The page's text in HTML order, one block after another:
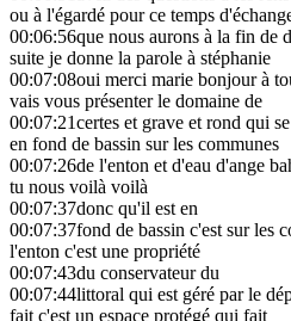
ou à l'égardé pour ce temps
00:06:56que nous aurons à la fin de
suite je donne la parole à stéphanie
00:07:08oui merci marie bonjour à
vais vous présenter le domaine de
00:07:21certes et grave et rond qui
en fond de bassin sur les communes
00:07:26de l'enton et d'eau d'ange
tu nous voilà voilà
00:07:37donc qu'il est en
00:07:37fond de bassin c'est sur les
l'enton c'est une propriété
00:07:43du conservateur du
00:07:44littoral qui est géré par le
fait c'est un espace protégé qui fait